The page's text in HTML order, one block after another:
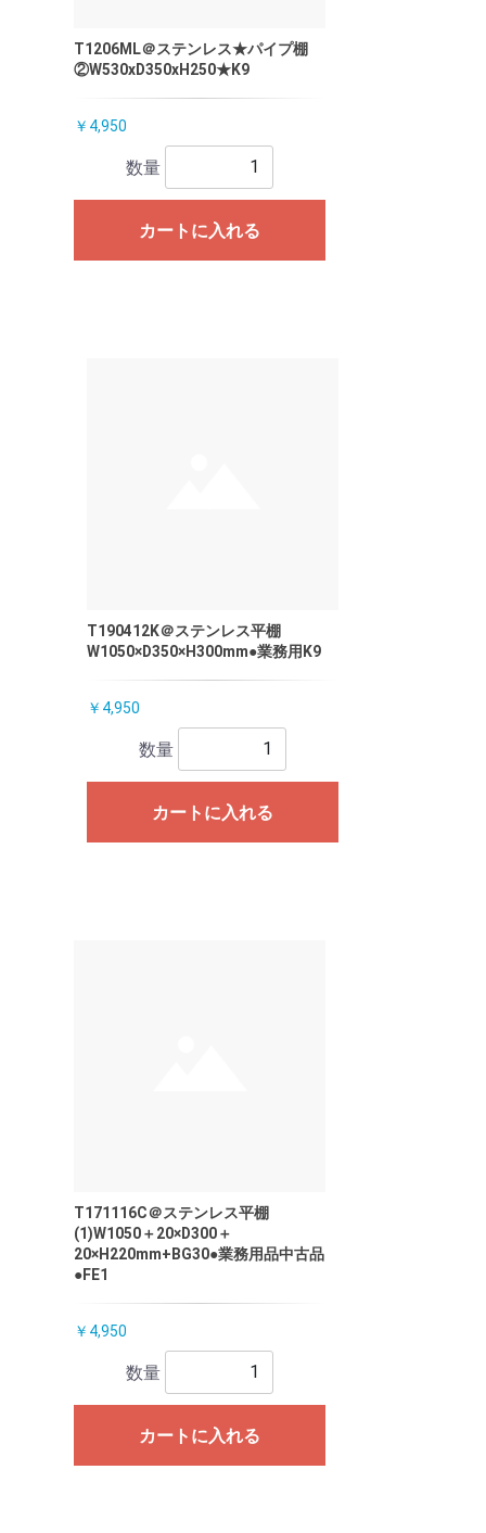
T1206ML＠ステンレス★パイプ棚
②W530xD350xH250★K9
￥4,950
数量
カートに入れる
T190412K＠ステンレス平棚
W1050×D350×H300mm●業務用K9
￥4,950
数量
カートに入れる
T171116C＠ステンレス平棚
(1)W1050＋20×D300＋
20×H220mm+BG30●業務用品中古品
●FE1
￥4,950
数量
カートに入れる